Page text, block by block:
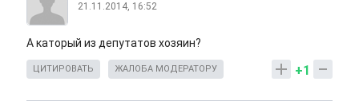
21.11.2014, 16:52
А каторый из депутатов хозяин?
+1
ЦИТИРОВАТЬ ЖАЛОБА МОДЕРАТОРУ